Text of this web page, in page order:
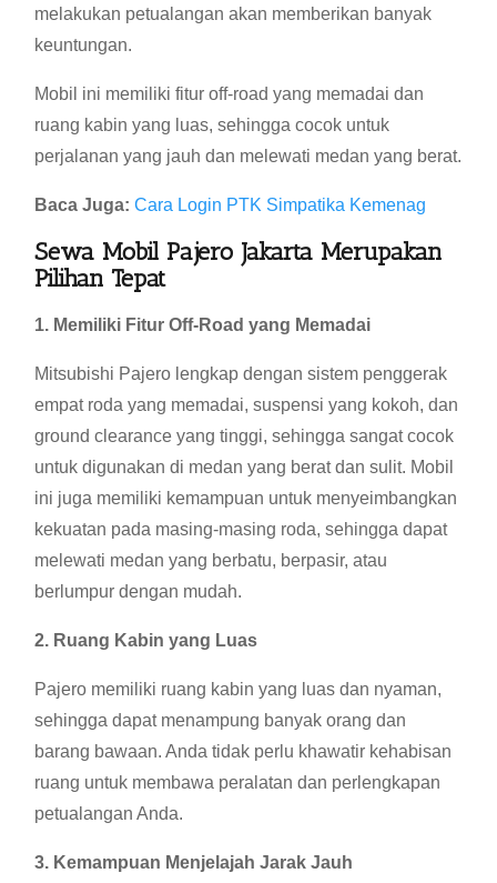
melakukan petualangan akan memberikan banyak
keuntungan.
Mobil ini memiliki fitur off-road yang memadai dan
ruang kabin yang luas, sehingga cocok untuk
perjalanan yang jauh dan melewati medan yang berat.
Baca Juga: Cara Login PTK Simpatika Kemenag
Sewa Mobil Pajero Jakarta Merupakan
Pilihan Tepat
1. Memiliki Fitur Off-Road yang Memadai
Mitsubishi Pajero lengkap dengan sistem penggerak
empat roda yang memadai, suspensi yang kokoh, dan
ground clearance yang tinggi, sehingga sangat cocok
untuk digunakan di medan yang berat dan sulit. Mobil
ini juga memiliki kemampuan untuk menyeimbangkan
kekuatan pada masing-masing roda, sehingga dapat
melewati medan yang berbatu, berpasir, atau
berlumpur dengan mudah.
2. Ruang Kabin yang Luas
Pajero memiliki ruang kabin yang luas dan nyaman,
sehingga dapat menampung banyak orang dan
barang bawaan. Anda tidak perlu khawatir kehabisan
ruang untuk membawa peralatan dan perlengkapan
petualangan Anda.
3. Kemampuan Menjelajah Jarak Jauh